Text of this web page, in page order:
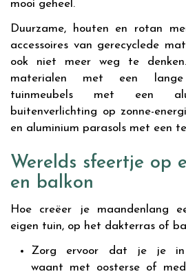
mooi geheel.
Duurzame, houten en rotan
accessoires van gerecyclede
ook niet meer weg te
materialen met een lange
tuinmeubels met een
buitenverlichting op zonne-
en aluminium parasols met een
Werelds sfeertje op
en balkon
Hoe creëer je maandenlang
eigen tuin, op het dakterras of
Zorg ervoor dat je je in
waant met oosterse of